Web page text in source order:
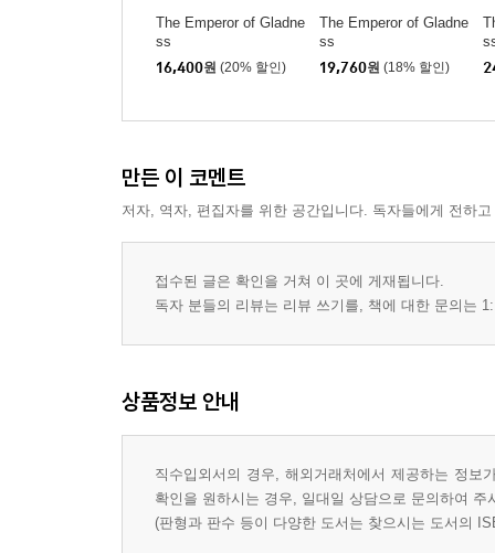
The Emperor of Gladne
ss
16,400원 (20% 할인)
The Emperor of Gladne
ss
19,760원 (18% 할인)
만든 이 코멘트
저자, 역자, 편집자를 위한 공간입니다. 독자들에게 전하
접수된 글은 확인을 거쳐 이 곳에 게재됩니다.
독자 분들의 리뷰는 리뷰 쓰기를, 책에 대한 문의는
상품정보 안내
직수입외서의 경우, 해외거래처에서 제공하는 정
확인을 원하시는 경우, 일대일 상담으로 문의하여 주
(판형과 판수 등이 다양한 도서는 찾으시는 도서의